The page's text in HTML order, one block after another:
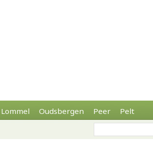
Lommel Oudsbergen Peer Pelt